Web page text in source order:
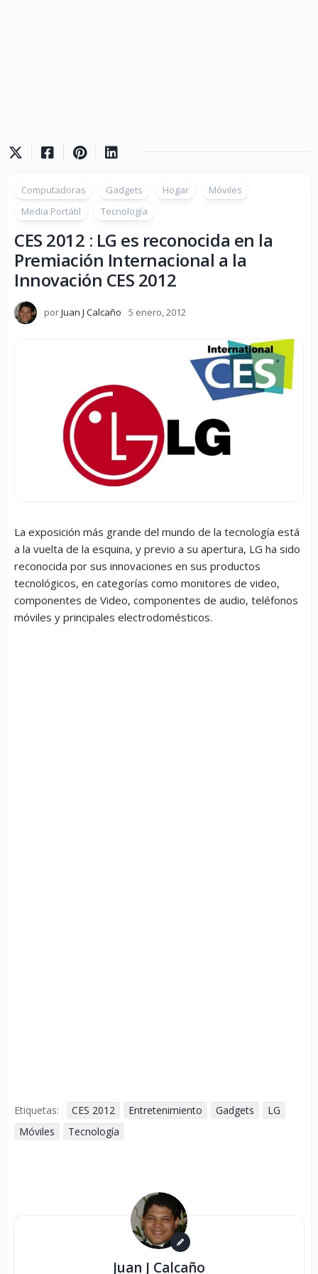
Computadoras Gadgets Hogar
Móviles
Media Portátil
Tecnología
CES 2012 : LG es reconocida en la
Premiación Internacional a la
Innovación CES 2012
porJuan J Calcaño 5 enero, 2012
La exposición más grande del mundo de la tecnología está
a la vuelta de la esquina, y previo a su apertura, LG ha sido
reconocida por sus innovaciones en sus productos
tecnológicos, en categorías como monitores de video,
componentes de Video, componentes de audio, teléfonos
móviles y principales electrodomésticos.
Etiquetas: CES 2012 Entretenimiento Gadgets
LG
Móviles
Tecnología
Juan J Calcaño